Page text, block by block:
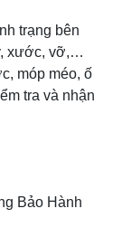
trạng bên
xước, vỡ,…
móp méo, ố
tra và nhận
Bảo Hành